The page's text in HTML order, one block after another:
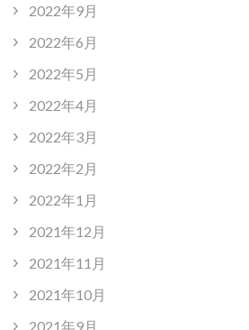
2022年9月
2022年6月
2022年5月
2022年4月
2022年3月
2022年2月
2022年1月
2021年12月
2021年11月
2021年10月
2021年9月